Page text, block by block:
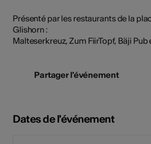
Présenté par les restaurants de la
Glishorn :
Malteserkreuz, Zum FiirTopf, Bäji
Partager l'événement
Dates de l'événement